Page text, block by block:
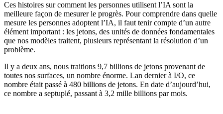
Ces histoires sur comment les personnes utilisent l’IA sont la
meilleure façon de mesurer le progrès. Pour comprendre dans quelle
mesure les personnes adoptent l’IA, il faut tenir compte d’un autre
élément important : les jetons, des unités de données fondamentales
que nos modèles traitent, plusieurs représentant la résolution d’un
problème.
Il y a deux ans, nous traitions 9,7 billions de jetons provenant de
toutes nos surfaces, un nombre énorme. Lan dernier à I/O, ce
nombre était passé à 480 billions de jetons. En date d’aujourd’hui,
ce nombre a septuplé, passant à 3,2 mille billions par mois.